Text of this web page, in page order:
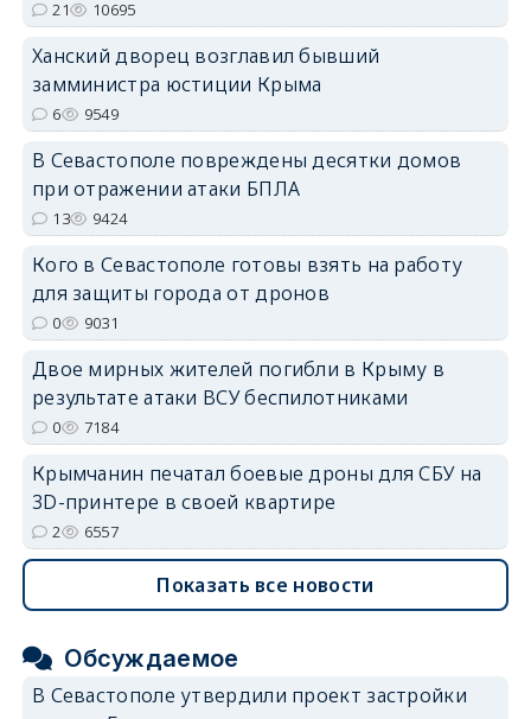
21 10695
Ханский дворец возглавил бывший
замминистра юстиции Крыма
6 9549
В Севастополе повреждены десятки домов
при отражении атаки БПЛА
13 9424
Кого в Севастополе готовы взять на работу
для защиты города от дронов
0 9031
Двое мирных жителей погибли в Крыму в
результате атаки ВСУ беспилотниками
0 7184
Крымчанин печатал боевые дроны для СБУ на
3D-принтере в своей квартире
2 6557
Показать все новости
Обсуждаемое
В Севастополе утвердили проект застройки